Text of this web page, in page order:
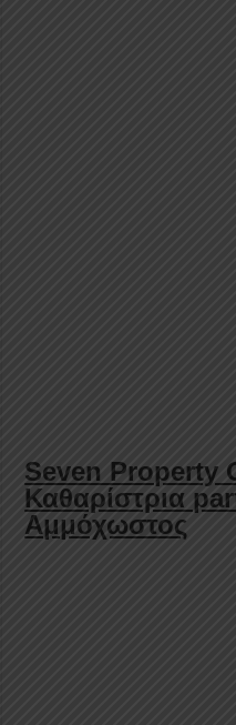
Seven Property
Καθαρίστρια
Αμμόχωστος